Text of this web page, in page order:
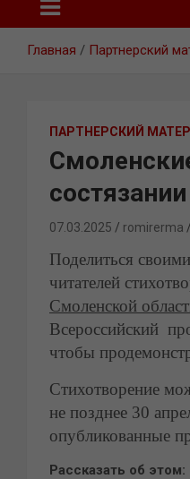
Главная Партнерский
ПАРТНЕРСКИЙ
состязании
07.03.2025 romirerma
Поделиться
читателей
Смоленской
Всероссийский
чтобы
Стихотворение
не позднее 30
опубликованные
Рассказать об этом: